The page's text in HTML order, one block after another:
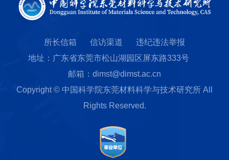
所长信箱 信访渠道
违纪违法举报
地址：广东省东莞市松山湖园区屏东路333号
邮箱：dimst@dimst.ac.cn
Copyright © 中国科学院东莞材料科学与技术研究所 All
Rights Reserved.